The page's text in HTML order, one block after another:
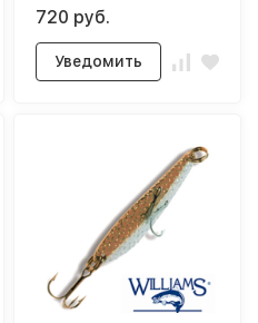
720 руб.
Уведомить